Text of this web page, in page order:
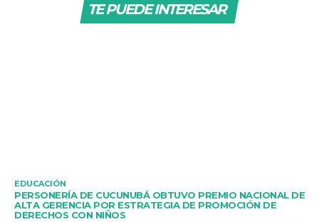
TE PUEDE INTERESAR
EDUCACIÓN
PERSONERÍA DE CUCUNUBÁ OBTUVO PREMIO NACIONAL DE
ALTA GERENCIA POR ESTRATEGIA DE PROMOCIÓN DE
DERECHOS CON NIÑOS